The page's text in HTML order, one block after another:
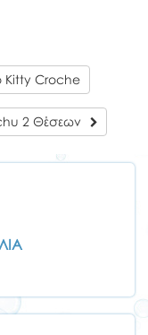
Kitty Croche
2 Θέσεων